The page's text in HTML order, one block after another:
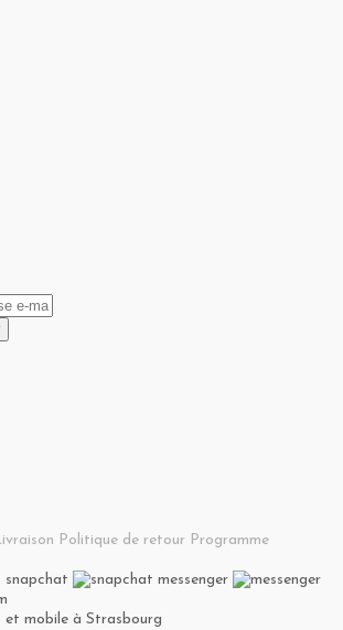
Politique de retour Programme
snapchat
messenger